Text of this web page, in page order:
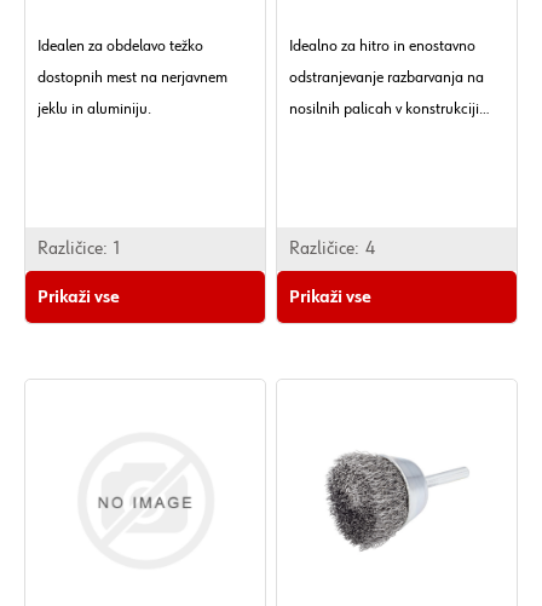
Idealen za obdelavo težko
dostopnih mest na nerjavnem
jeklu in aluminiju.
Različice: 1
Prikaži vse
Idealno za hitro in enostavno
odstranjevanje razbarvanja na
nosilnih palicah v konstrukciji
Različice: 4
Prikaži vse